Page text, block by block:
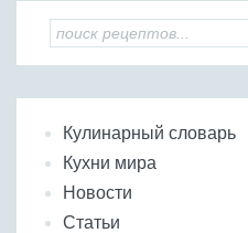
Кулинарный словарь
Кухни мира
Новости
Статьи